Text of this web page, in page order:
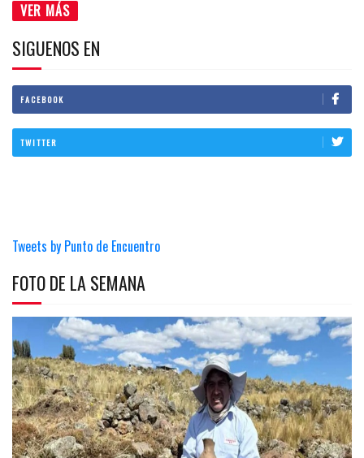
VER MÁS
SIGUENOS EN
FACEBOOK
TWITTER
Tweets by Punto de Encuentro
FOTO DE LA SEMANA